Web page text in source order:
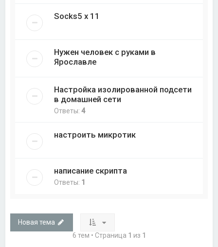
Socks5 x 11
Нужен человек с руками в
Ярославле
Настройка изолированной подсети
в домашней сети
Ответы:4
настроить микротик
написание скрипта
Ответы: 1
Новая тема
6 тем • Страница 1 из 1